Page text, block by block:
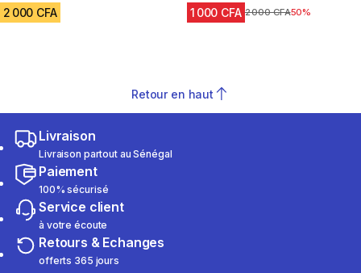
2 000 CFA 1 000 CFA Prix avant réduction
2 000 CFA50%
Retour en haut
Livraison
Livraison partout au Sénégal
Paiement
100% sécurisé
Service client
à votre écoute
Retours & Echanges
offerts 365 jours